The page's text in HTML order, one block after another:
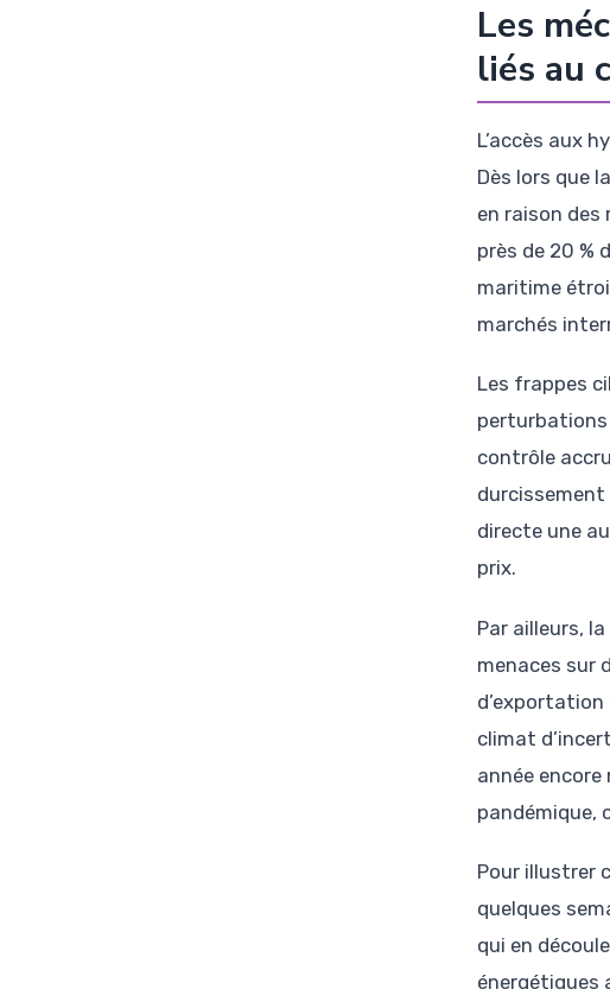
Les
liés au
L’accès aux
Dès lors que
en raison des
près de 20
maritime
marchés
Les frappes
perturbations
contrôle
durcissement
directe une
prix.
Par ailleurs,
menaces sur
climat
année
pandémique,
Pour illustrer
quelques
qui en
énergétiques